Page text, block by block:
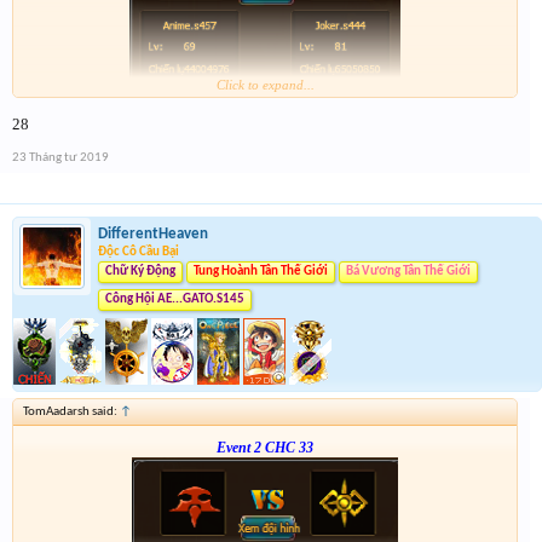
Click to expand...
28
23 Tháng tư 2019
DifferentHeaven
Độc Cô Cầu Bại
Chữ Ký Động
Tung Hoành Tân Thế Giới Bá Vương Tân Thế Giới
Công Hội AE...GATO.S145
TomAadarsh said: ↑
Event 2 CHC 33